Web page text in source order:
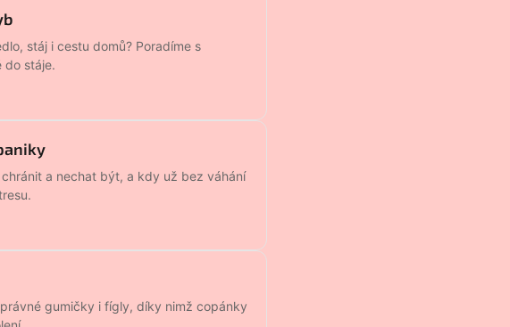
stáj i cestu domů? Poradíme s
do stáje.
a nechat být, a kdy už bez váhání
gumičky i fígly, díky nimž copánky